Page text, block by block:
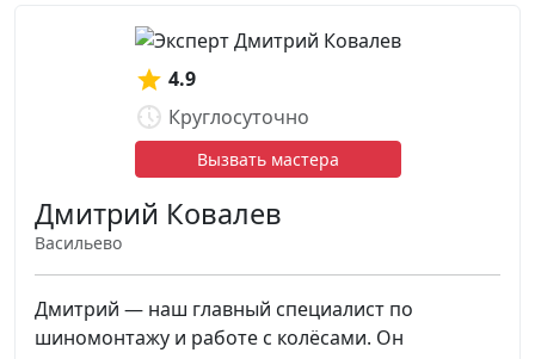
4.9
Круглосуточно
Вызвать мастера
Дмитрий Ковалев
Васильево
Дмитрий — наш главный специалист по
шиномонтажу и работе с колёсами. Он